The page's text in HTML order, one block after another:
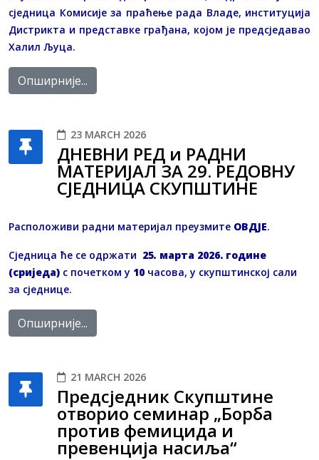
сједница Комисије за праћење рада Владе, институција
Дистрикта и представке грађана, којом је предсједавао
Халил Љуца.
Опширније...
23 MARCH 2026
ДНЕВНИ РЕД и РАДНИ
МАТЕРИЈАЛ ЗА 29. РЕДОВНУ
СЈЕДНИЦA СКУПШТИНЕ
Расположиви радни материјал преузмите OВДЈЕ.
Сједница ће се одржати 25. марта 2026. године
(сриједа) с почетком у 10 часова, у скупштинској сали
за сједнице.
Опширније...
21 MARCH 2026
Предсједник Скупштине
отворио семинар „Борба
против фемицида и
превенција насиља“